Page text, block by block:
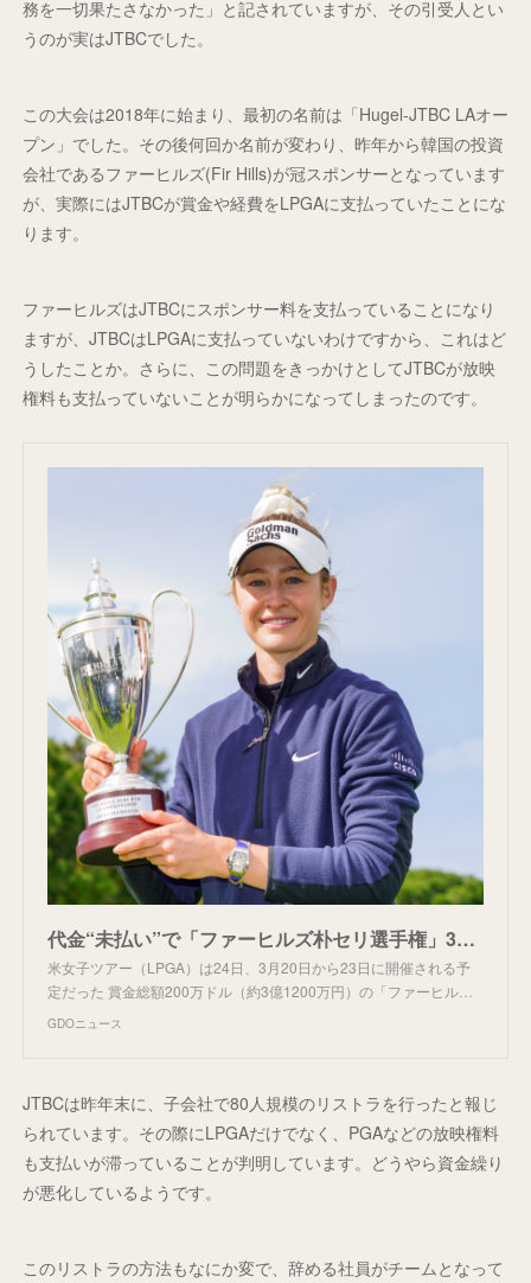
務を一切果たさなかった」と記されていますが、その引受人とい
うのが実はJTBCでした。
この大会は2018年に始まり、最初の名前は「Hugel-JTBC LAオー
プン」でした。その後何回か名前が変わり、昨年から韓国の投資
会社であるファーヒルズ(Fir Hills)が冠スポンサーとなっています
が、実際にはJTBCが賞金や経費をLPGAに支払っていたことにな
ります。
ファーヒルズはJTBCにスポンサー料を支払っていることになり
ますが、JTBCはLPGAに支払っていないわけですから、これはど
うしたことか。さらに、この問題をきっかけとしてJTBCが放映
権料も支払っていないことが明らかになってしまったのです。
代金“未払い”で「ファーヒルズ朴セリ選手権」3月開催ならず
米女子ツアー（LPGA）は24日、3月20日から23日に開催される予
定だった 賞金総額200万ドル（約3億1200万円）の「ファーヒル…
GDOニュース
JTBCは昨年末に、子会社で80人規模のリストラを行ったと報じ
られています。その際にLPGAだけでなく、PGAなどの放映権料
も支払いが滞っていることが判明しています。どうやら資金繰り
が悪化しているようです。
このリストラの方法もなにか変で、辞める社員がチームとなって